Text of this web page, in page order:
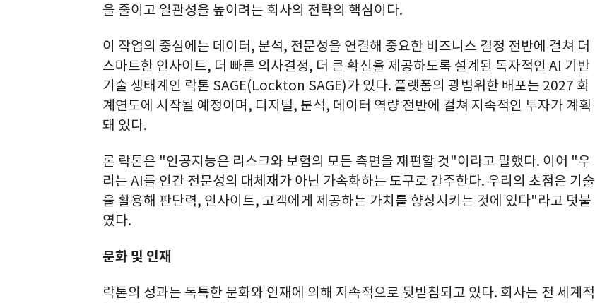
을 줄이고 일관성을 높이려는 회사의 전략의 핵심이다.
이 작업의 중심에는 데이터, 분석, 전문성을 연결해 중요한 비즈니스 결정 전반에 걸쳐 더
스마트한 인사이트, 더 빠른 의사결정, 더 큰 확신을 제공하도록 설계된 독자적인 AI 기반
기술 생태계인 락톤 SAGE(Lockton SAGE)가 있다. 플랫폼의 광범위한 배포는 2027 회
계연도에 시작될 예정이며, 디지털, 분석, 데이터 역량 전반에 걸쳐 지속적인 투자가 계획
돼 있다.
론 락톤은 "인공지능은 리스크와 보험의 모든 측면을 재편할 것"이라고 말했다. 이어 "우
리는 AI를 인간 전문성의 대체재가 아닌 가속화하는 도구로 간주한다. 우리의 초점은 기술
을 활용해 판단력, 인사이트, 고객에게 제공하는 가치를 향상시키는 것에 있다"라고 덧붙
였다.
문화 및 인재
락톤의 성과는 독특한 문화와 인재에 의해 지속적으로 뒷받침되고 있다. 회사는 전 세계적